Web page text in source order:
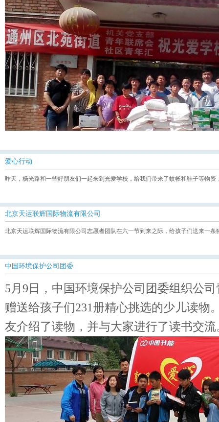
爱心行动
昨天，杨光路和一些好朋友们一起来到光爱学校，给我们带来了蚊帐和鞋子等物资
北京天运联辉国际物流有限公司
北京天运联辉国际物流有限公司志愿者团队在六一节到来之际，给孩子们送来一条
中国环境保护公司团委
5月9日，中国环境保护公司团委组织公
赠送给孩子们231册精心挑选的少儿读物
友介绍了读物，并与大家进行了读书交流